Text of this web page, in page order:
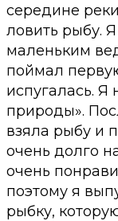
середине
ловить рыбу.
маленьким
поймал
испугалась. Я
природы».
взяла рыбу и
очень долго
очень
поэтому я
рыбку,